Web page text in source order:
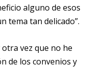
alguno de esos
tema tan delicado”.
vez que no he
de los convenios y